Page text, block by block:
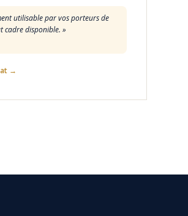
utilisable par vos porteurs de
disponible. »
→